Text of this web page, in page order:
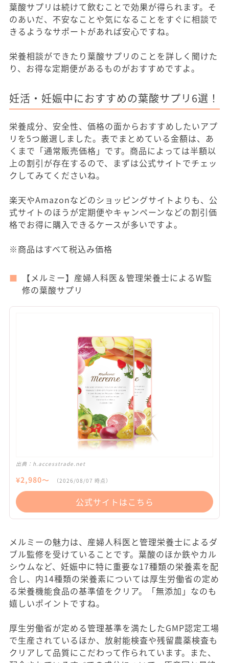
葉酸サプリは続けて飲むことで効果が得られます。そ
のあいだ、不安なことや気になることをすぐに相談で
きるようなサポートがあれば安心ですね。
栄養相談ができたり葉酸サプリのことを詳しく聞けた
り、お得な定期便があるものがおすすめですよ。
妊活・妊娠中におすすめの葉酸サプリ6選！
栄養成分、安全性、価格の面からおすすめしたいアプ
リを5つ厳選しました。表でまとめている金額は、あ
くまで「通常販売価格」です。商品によっては半額以
上の割引が存在するので、まずは公式サイトでチェッ
クしてみてくださいね。
楽天やAmazonなどのショッピングサイトよりも、公
式サイトのほうが定期便やキャンペーンなどの割引価
格でお得に購入できるケースが多いですよ。
※商品はすべて税込み価格
【メルミー】産婦人科医＆管理栄養士によるW監
修の葉酸サプリ
出典： h.accesstrade.net
¥2,980〜 （2026/08/07 時点）
公式サイトはこちら
メルミーの魅力は、産婦人科医と管理栄養士によるダ
ブル監修を受けていることです。葉酸のほか鉄やカル
シウムなど、妊娠中に特に重要な17種類の栄養素を配
合し、内14種類の栄養素については厚生労働省の定め
る栄養機能食品の基準値をクリア。「無添加」なのも
嬉しいポイントですね。
厚生労働省が定める管理基準を満たしたGMP認定工場
で生産されているほか、放射能検査や残留農薬検査も
クリアして品質にこだわって作られています。また、